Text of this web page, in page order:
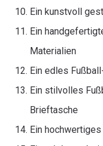
Ein kunstvoll
Ein
Materialien
Ein edles
Ein stilvolles
Brieftasche
Ein